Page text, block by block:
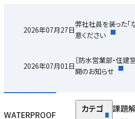
2026年07月27日
弊社社員を装った「
意ください
2026年07月01日
［防水営業部・住
開のお知らせ
WATERPROOF
カテゴ
課題